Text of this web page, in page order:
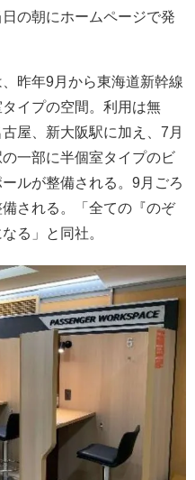
の朝にホームページで発
昨年9月から東海道新幹線
イプの空間。利用は無
屋、新大阪駅に加え、7月
一部に半個室タイプのビ
ルが整備される。9月ごろ
される。「全ての『のぞ
る」と同社。